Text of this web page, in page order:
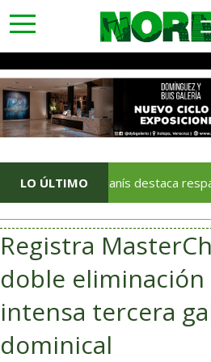
toggle
navigation
LO ÚLTIMO
Jorge Alanís destaca respaldo
Registra
doble eliminación
intensa tercera
dominical